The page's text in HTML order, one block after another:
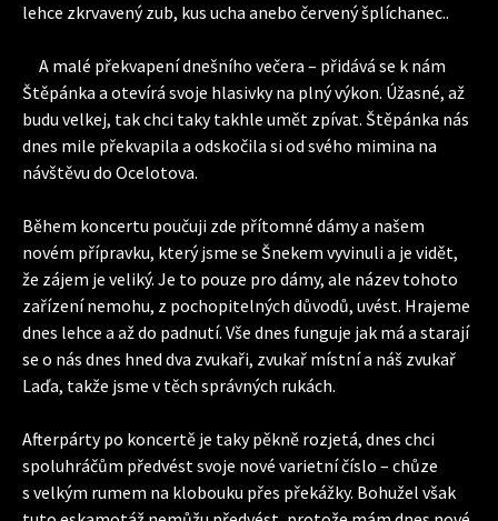
lehce zkrvavený zub, kus ucha anebo červený šplíchanec..
A malé překvapení dnešního večera – přidává se k nám
Štěpánka a otevírá svoje hlasivky na plný výkon. Úžasné, až
budu velkej, tak chci taky takhle umět zpívat. Štěpánka nás
dnes mile překvapila a odskočila si od svého mimina na
návštěvu do Ocelotova.
Během koncertu poučuji zde přítomné dámy a našem
novém přípravku, který jsme se Šnekem vyvinuli a je vidět,
že zájem je veliký. Je to pouze pro dámy, ale název tohoto
zařízení nemohu, z pochopitelných důvodů, uvést. Hrajeme
dnes lehce a až do padnutí. Vše dnes funguje jak má a starají
se o nás dnes hned dva zvukaři, zvukař místní a náš zvukař
Laďa, takže jsme v těch správných rukách.
Afterpárty po koncertě je taky pěkně rozjetá, dnes chci
spoluhráčům předvést svoje nové varietní číslo – chůze
s velkým rumem na klobouku přes překážky. Bohužel však